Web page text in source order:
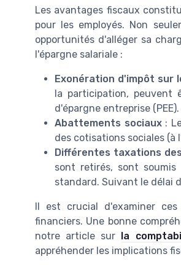
Les avantages fiscaux
pour les employés. Non
opportunités d'alléger sa
l'épargne salariale :
Exonération d'impôt sur
la participation, peuvent
d'épargne entreprise (PEE).
Abattements sociaux:
des cotisations sociales (à
Différentes taxations
sont retirés, sont
standard. Suivant le délai
Il est crucial d'examiner
financiers. Une bonne
notre article sur la
appréhender les implications